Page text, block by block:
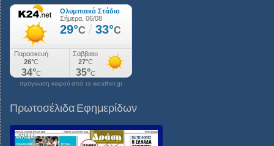
πρόγνωση καιρού από το weather.gr
Πρωτοσέλιδα Εφημερίδων